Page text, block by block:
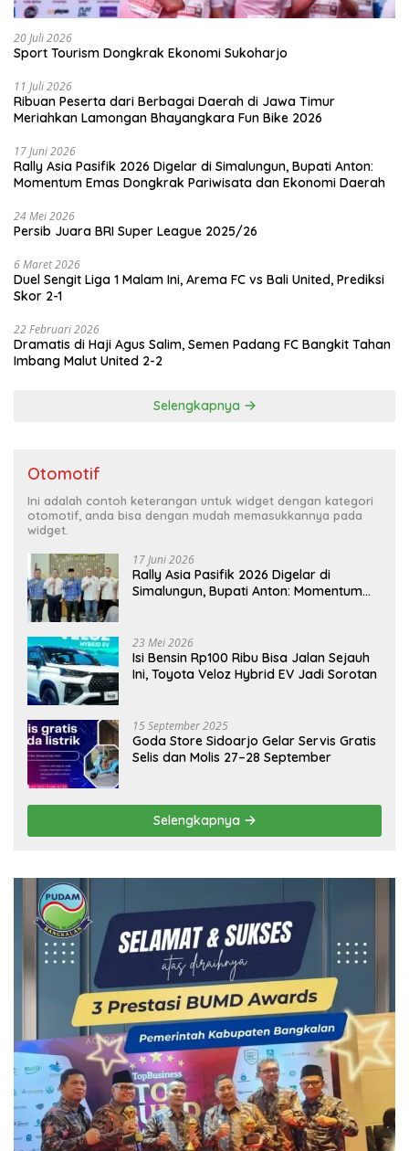
20 Juli 2026
Sport Tourism Dongkrak Ekonomi Sukoharjo
11 Juli 2026
Ribuan Peserta dari Berbagai Daerah di Jawa Timur
Meriahkan Lamongan Bhayangkara Fun Bike 2026
17 Juni 2026
Rally Asia Pasifik 2026 Digelar di Simalungun, Bupati Anton:
Momentum Emas Dongkrak Pariwisata dan Ekonomi Daerah
24 Mei 2026
Persib Juara BRI Super League 2025/26
6 Maret 2026
Duel Sengit Liga 1 Malam Ini, Arema FC vs Bali United, Prediksi
Skor 2-1
22 Februari 2026
Dramatis di Haji Agus Salim, Semen Padang FC Bangkit Tahan
Imbang Malut United 2-2
Selengkapnya
Otomotif
Ini adalah contoh keterangan untuk widget dengan kategori
otomotif, anda bisa dengan mudah memasukkannya pada
widget.
17 Juni 2026
Rally Asia Pasifik 2026 Digelar di
Simalungun, Bupati Anton: Momentum
23 Mei 2026
Isi Bensin Rp100 Ribu Bisa Jalan Sejauh
Ini, Toyota Veloz Hybrid EV Jadi Sorotan
15 September 2025
Goda Store Sidoarjo Gelar Servis Gratis
Selis dan Molis 27–28 September
Selengkapnya